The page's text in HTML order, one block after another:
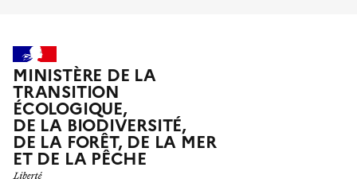
MINISTÈRE DE LA
TRANSITION
ÉCOLOGIQUE,
DE LA BIODIVERSITÉ,
DE LA FORÊT, DE LA MER
ET DE LA PÊCHE